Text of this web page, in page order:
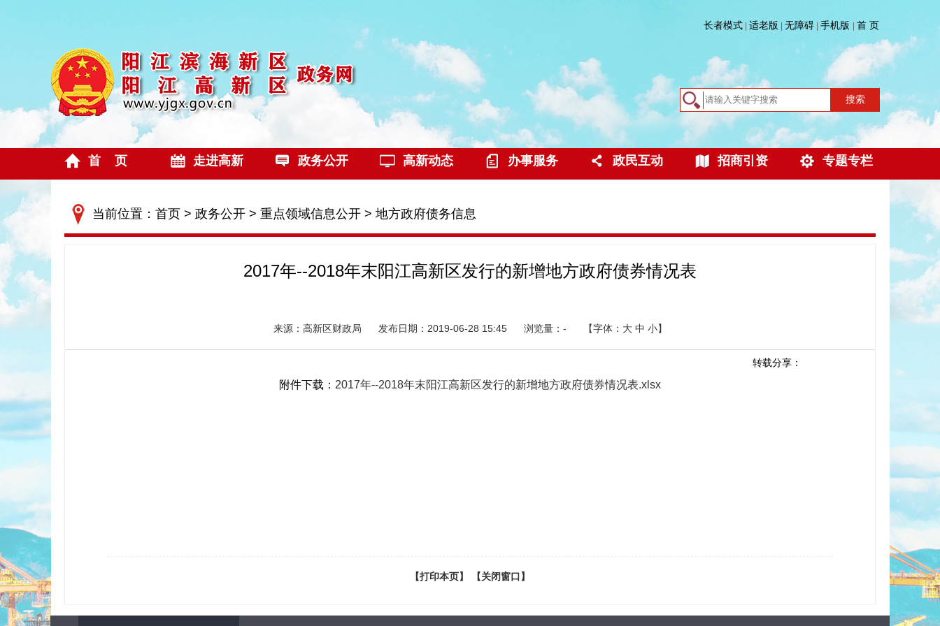
长者模式 适老版 无障碍 手机版 首 页
搜索
首 页 走进高新 政务公开 高新动态 办事服务 政民互动 招商引资 专题专栏
当前位置： 首页 > 政务公开 > 重点领域信息公开 > 地方政府债务信息
2017年--2018年末阳江高新区发行的新增地方政府债券情况表
来源：高新区财政局 发布日期：2019-06-28 15:45 浏览量： - 【字体： 大 中 小】
转载分享：
附件下载： 2017年--2018年末阳江高新区发行的新增地方政府债券情况表.xlsx
【打印本页】 【关闭窗口】